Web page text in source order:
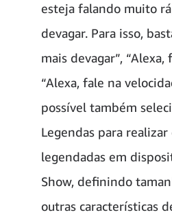
esteja falando muito
devagar. Para isso,
mais devagar”,
“Alexa, fale na
possível também
Legendas para
legendadas em
Show, definindo
outras características